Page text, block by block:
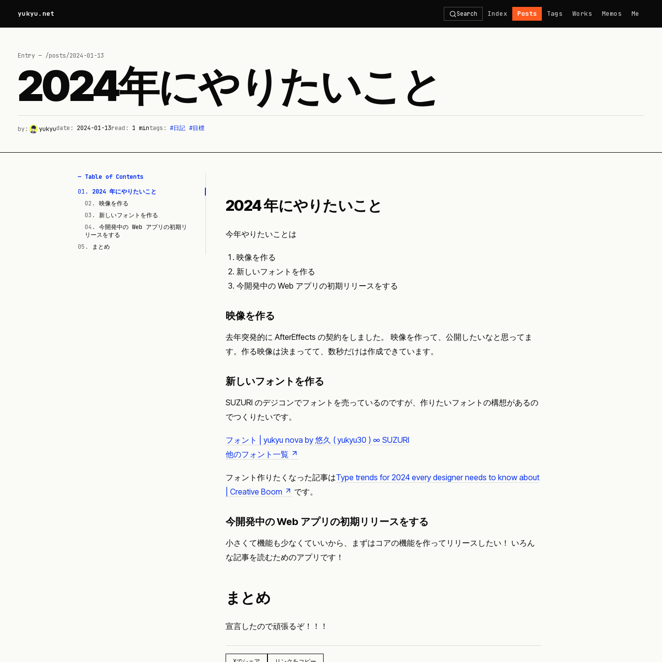
yukyu.net Search Index Posts Tags Works Memos Me
Entry — /posts/2024-01-13
2024年にやりたいこと
by: yukyudate: 2024-01-13read: 1 mintags: #日記 #目標
— Table of Contents
01 .
2024 年にやりたいこと
02 .
映像を作る
03 .
新しいフォントを作る
04 .
今開発中の Web アプリの初期リ
リースをする
05 . まとめ
2024 年にやりたいこと
今年やりたいことは
映像を作る
新しいフォントを作る
今開発中の Web アプリの初期リリースをする
映像を作る
去年突発的に AfterEffects の契約をしました。 映像を作って、公開したいなと思ってま
す。作る映像は決まってて、数秒だけは作成できています。
新しいフォントを作る
SUZURI のデジコンでフォントを売っているのですが、作りたいフォントの構想があるの
でつくりたいです。
フォント | yukyu nova by 悠久 ( yukyu30 ) ∞ SUZURI
他のフォント一覧
フォント作りたくなった記事はType trends for 2024 every designer needs to know about
| Creative Boom
です。
今開発中の Web アプリの初期リリースをする
小さくて機能も少なくていいから、まずはコアの機能を作ってリリースしたい！ いろん
な記事を読むためのアプリです！
まとめ
宣言したので頑張るぞ！！！